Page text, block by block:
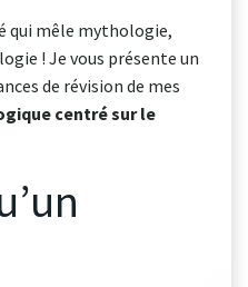
qui mêle mythologie,
! Je vous présente un
de révision de mes
centré sur le